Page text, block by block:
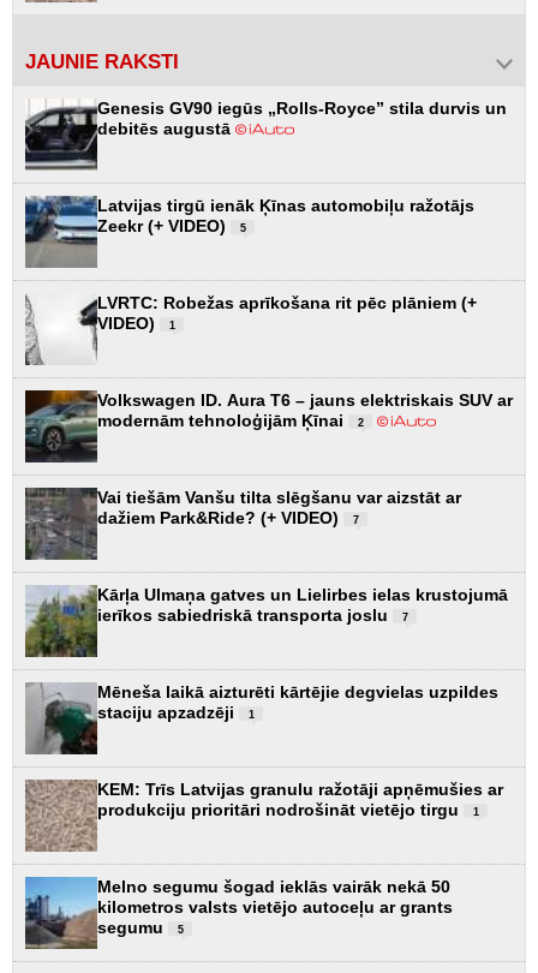
JAUNIE RAKSTI
Genesis GV90 iegūs „Rolls-Royce” stila durvis un
debitēs augustā
Latvijas tirgū ienāk Ķīnas automobiļu ražotājs
Zeekr (+ VIDEO)
5
LVRTC: Robežas aprīkošana rit pēc plāniem (+
VIDEO)
1
Volkswagen ID. Aura T6 – jauns elektriskais SUV ar
modernām tehnoloģijām Ķīnai
2
Vai tiešām Vanšu tilta slēgšanu var aizstāt ar
dažiem Park&Ride? (+ VIDEO)
7
Kārļa Ulmaņa gatves un Lielirbes ielas krustojumā
ierīkos sabiedriskā transporta joslu
7
Mēneša laikā aizturēti kārtējie degvielas uzpildes
staciju apzadzēji
1
KEM: Trīs Latvijas granulu ražotāji apņēmušies ar
produkciju prioritāri nodrošināt vietējo tirgu
1
Melno segumu šogad ieklās vairāk nekā 50
kilometros valsts vietējo autoceļu ar grants
segumu
5